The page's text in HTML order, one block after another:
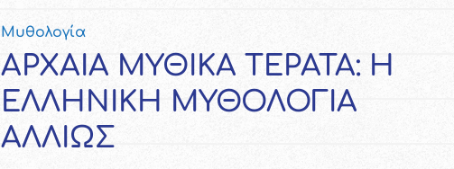
Μυθολογία
ΑΡΧΑΙΑ ΜΥΘΙΚΑ ΤΕΡΑΤΑ: Η
ΕΛΛΗΝΙΚΗ ΜΥΘΟΛΟΓΙΑ
ΑΛΛΙΩΣ